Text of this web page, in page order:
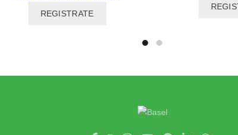
REGISTRATE